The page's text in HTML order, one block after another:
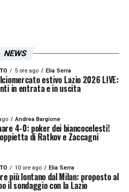
NEWS
5 ore ago Elia Serra
estivo Lazio 2026 LIVE:
in entrata e in uscita
Andrea Bargione
4-0: poker dei biancocelesti!
di Ratkov e Zaccagni
10 ore ago Elia Serra
più lontano dal Milan: proposto al
il sondaggio con la Lazio